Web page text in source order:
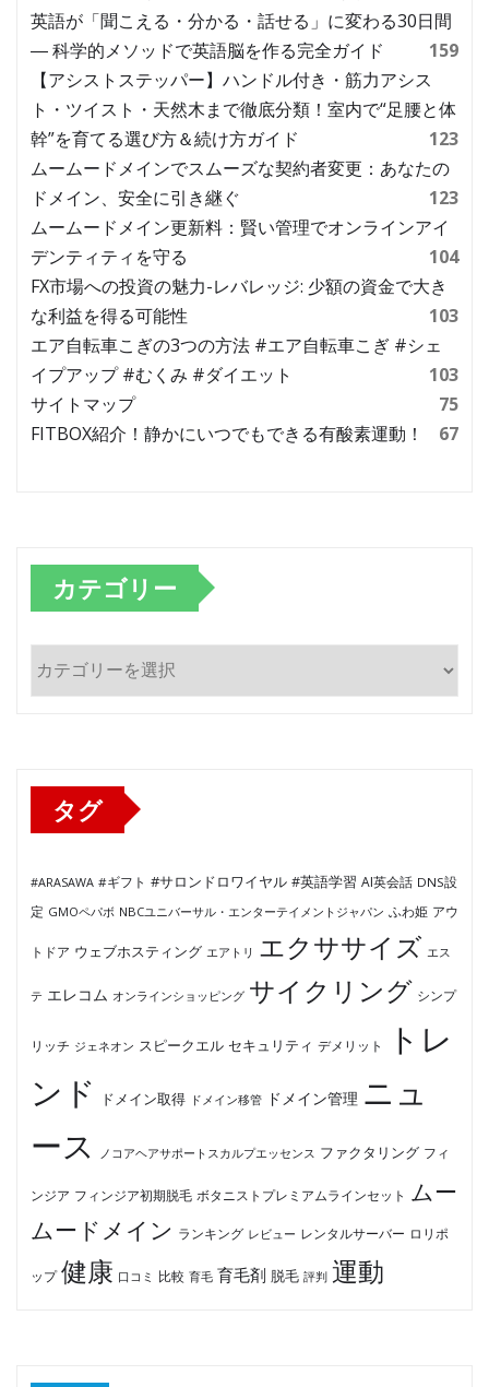
英語が「聞こえる・分かる・話せる」に変わる30日間
― 科学的メソッドで英語脳を作る完全ガイド
159
【アシストステッパー】ハンドル付き・筋力アシス
ト・ツイスト・天然木まで徹底分類！室内で“足腰と体
幹”を育てる選び方＆続け方ガイド
123
ムームードメインでスムーズな契約者変更：あなたの
ドメイン、安全に引き継ぐ
123
ムームードメイン更新料：賢い管理でオンラインアイ
デンティティを守る
104
FX市場への投資の魅力-レバレッジ: 少額の資金で大き
な利益を得る可能性
103
エア自転車こぎの3つの方法 #エア自転車こぎ #シェ
イプアップ #むくみ #ダイエット
103
サイトマップ
75
FITBOX紹介！静かにいつでもできる有酸素運動！
67
カテゴリー
カ
タグ
#ARASAWA #ギフト #サロンドロワイヤル #英語学習 AI英会話 DNS設
定 GMOペパボ NBCユニバーサル・エンターテイメントジャパン ふわ姫 アウ
トドア ウェブホスティング エアトリ エクササイズ エス
テ エレコム オンラインショッピング サイクリング シンプ
リッチ ジェネオン スピークエル セキュリティ デメリット
トレ
ンド
ドメイン取得 ドメイン移管 ドメイン管理 ニュ
ース
ノコアヘアサポートスカルプエッセンス ファクタリング フィ
ンジア フィンジア初期脱毛 ボタニストプレミアムラインセット ムー
ムードメイン ランキング レビュー レンタルサーバー ロリポ
ップ 健康 口コミ 比較 育毛 育毛剤 脱毛 評判 運動